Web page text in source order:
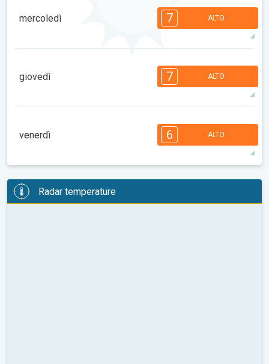
1
14:00
4
14 h 06:52 21:23 35°max
mercoledì 7 ALTO
08:00
1
14:00
3
14 h 06:53 21:22 37°max
giovedì 7 ALTO
1
14:00
3
13 h 06:54 21:20 39°max
venerdì 6 ALTO
1
08:00
3 4 3
Radar temperature